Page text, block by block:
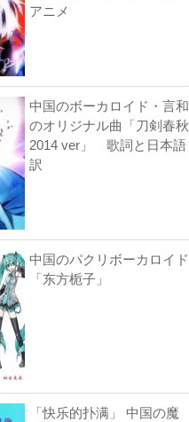
アニメ
中国のボーカロイド・言和
のオリジナル曲「刀剣春秋
2014 ver」 歌詞と日本語
訳
中国のパクリボーカロイド
「东方栀子」
「快乐的扑满」 中国の魔